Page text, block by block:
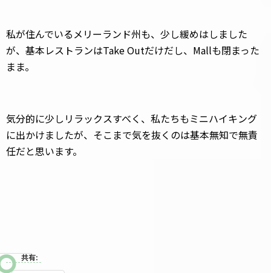
私が住んでいるメリーランド州も、少し緩めはしました
が、基本レストランはTake Outだけだし、Mallも閉まった
まま。
気分的に少しリラックスすべく、私たちもミニハイキング
に出かけましたが、そこまで気を抜くのは基本無知で無責
任だと思います。
共有: